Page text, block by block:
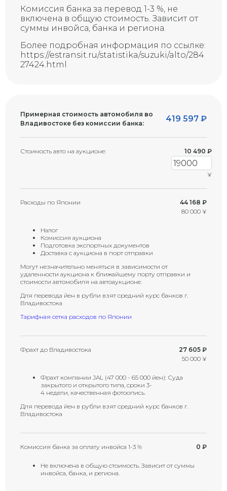
Скол на стекле (возможна
Комиссия банка за перевод 1-3 %, не
включена в общую стоимость. Зависит от
суммы инвойса, банка и региона.
Более подробная информация по ссылке:
https://estransit.ru/statistika/suzuki/alto/284
27424.html
Примерная стоимость автомобиля во
Владивостоке без комиссии банка:
419 597 ₽
Стоимость авто на аукционе: 10 490 ₽
¥
Расходы по Японии
44 168 ₽
80 000 ¥
Налог
Комиссия аукциона
Подготовка экспортных документов
Доставка с аукциона в порт отправки
Могут незначительно меняться в зависимости от
удаленности аукциона к ближайшему порту отправки и
стоимости автомобиля на автоаукционе.
Для перевода йен в рубли взят средний курс банков г.
Владивостока
Тарифная сетка расходов по Японии
Фрахт до Владивостока
27 605 ₽
50 000 ¥
Фрахт компании JAL (47 000 - 65 000 йен): Суда
закрытого и открытого типа, сроки 3-
4 недели, качественная фотоопись.
Для перевода йен в рубли взят средний курс банков г.
Владивостока
Комиссия банка за оплату инвойса 1-3 % 0 ₽
Не включена в общую стоимость. Зависит от суммы
инвойса, банка, и региона.